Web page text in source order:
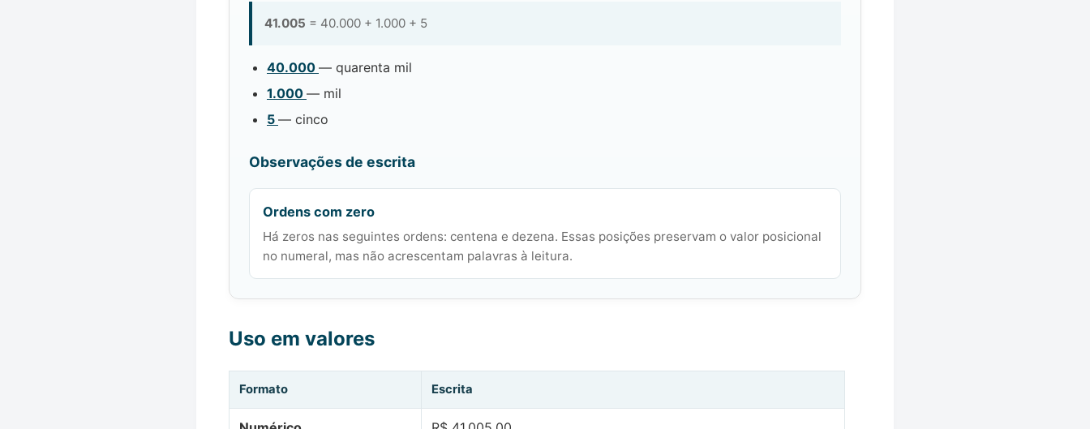
41.005 = 40.000 + 1.000 + 5
40.000 — quarenta mil
1.000 — mil
5 — cinco
Observações de escrita
Ordens com zero
Há zeros nas seguintes ordens: centena e dezena. Essas posições preservam o valor posicional
no numeral, mas não acrescentam palavras à leitura.
Uso em valores
Formato Escrita